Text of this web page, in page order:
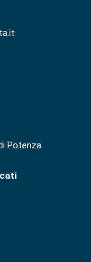
Potenza